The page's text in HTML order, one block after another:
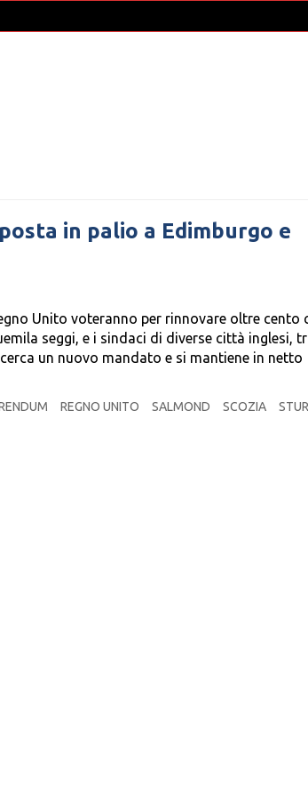
in palio a Edimburgo e
Unito voteranno per rinnovare oltre cento
seggi, e i sindaci di diverse città inglesi,
un nuovo mandato e si mantiene in netto
REGNO UNITO SALMOND SCOZIA